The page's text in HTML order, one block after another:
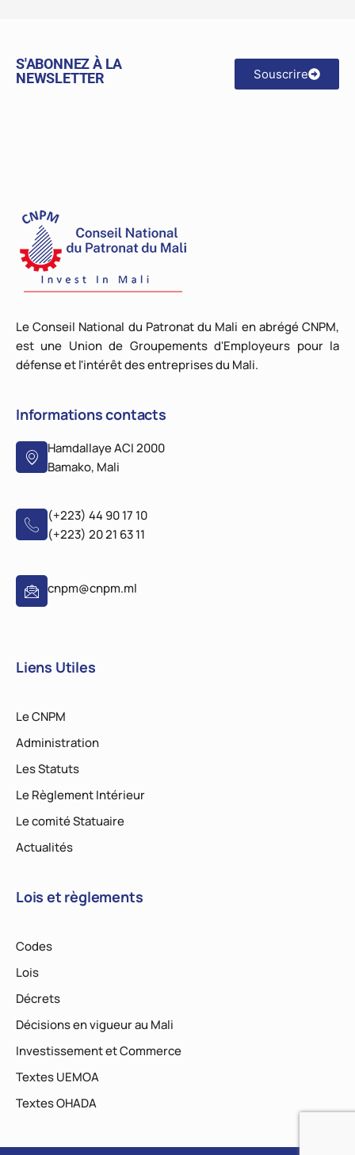
S'ABONNEZ À LA
NEWSLETTER
Souscrire
Le Conseil National du Patronat du Mali en abrégé CNPM,
est une Union de Groupements d'Employeurs pour la
défense et l'intérêt des entreprises du Mali.
Informations contacts
Hamdallaye ACI 2000
Bamako, Mali
(+223) 44 90 17 10
(+223) 20 21 63 11
cnpm@cnpm.ml
Liens Utiles
Le CNPM
Administration
Les Statuts
Le Règlement Intérieur
Le comité Statuaire
Actualités
Lois et règlements
Codes
Lois
Décrets
Décisions en vigueur au Mali
Investissement et Commerce
Textes UEMOA
Textes OHADA